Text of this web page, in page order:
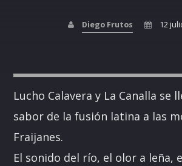
Twitter
Diego Frutos 12
Lucho Calavera y La Canalla se
sabor de la fusión latina a las
Fraijanes.
El sonido del río, el olor a leña,